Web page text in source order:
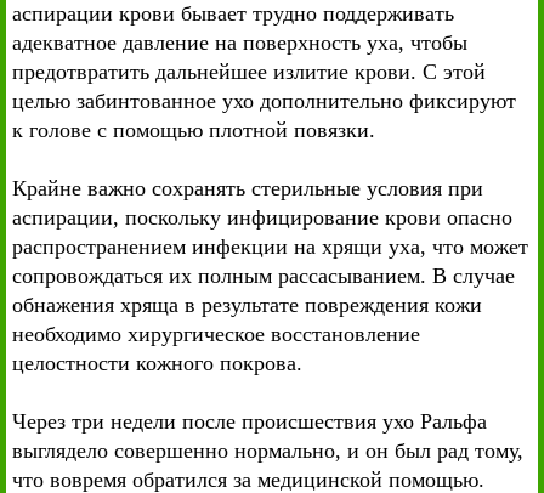
аспирации крови бывает трудно поддерживать
адекватное давление на поверхность уха, чтобы
предотвратить дальнейшее излитие крови. С этой
целью забинтованное ухо дополнительно фиксируют
к голове с помощью плотной повязки.
Крайне важно сохранять стерильные условия при
аспирации, поскольку инфицирование крови опасно
распространением инфекции на хрящи уха, что может
сопровождаться их полным рассасыванием. В случае
обнажения хряща в результате повреждения кожи
необходимо хирургическое восстановление
целостности кожного покрова.
Через три недели после происшествия ухо Ральфа
выглядело совершенно нормально, и он был рад тому,
что вовремя обратился за медицинской помощью.